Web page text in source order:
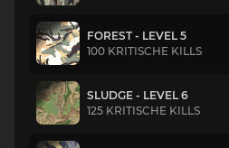
FOREST - LEVEL 5
100 KRITISCHE KILLS
SLUDGE - LEVEL 6
125 KRITISCHE KILLS